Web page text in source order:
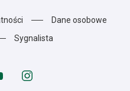
Dane osobowe
Sygnalista